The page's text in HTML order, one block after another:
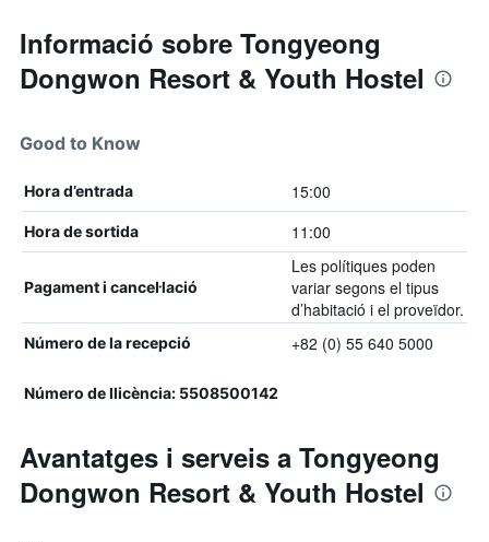
Informació sobre Tongyeong
Dongwon Resort & Youth Hostel
Good to Know
Hora d’entrada 15:00
Hora de sortida 11:00
Pagament i cancel·lació
Les polítiques poden
variar segons el tipus
d’habitació i el proveïdor.
Número de la recepció +82 (0) 55 640 5000
Número de llicència: 5508500142
Avantatges i serveis a Tongyeong
Dongwon Resort & Youth Hostel